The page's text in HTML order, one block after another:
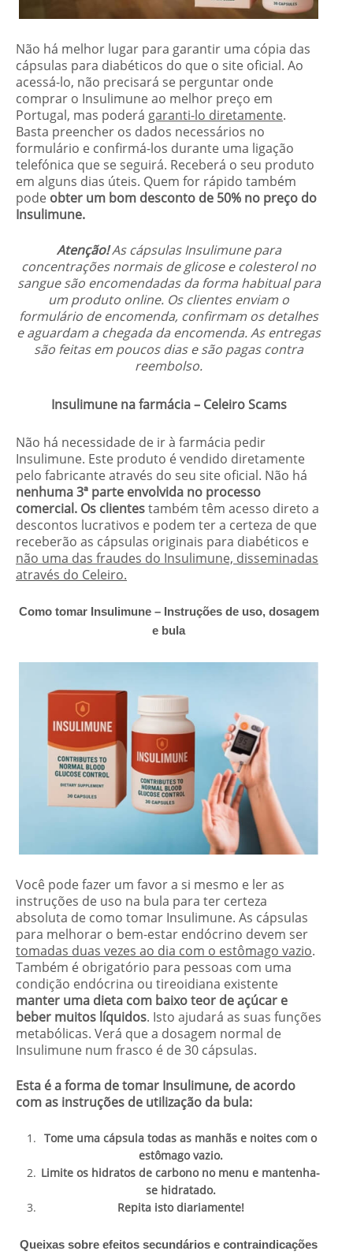
Não há melhor lugar para garantir uma cópia das
cápsulas para diabéticos do que o site oficial. Ao
acessá-lo, não precisará se perguntar onde
comprar o Insulimune ao melhor preço em
Portugal, mas poderá garanti-lo diretamente.
Basta preencher os dados necessários no
formulário e confirmá-los durante uma ligação
telefónica que se seguirá. Receberá o seu produto
em alguns dias úteis. Quem for rápido também
pode obter um bom desconto de 50% no preço do
Insulimune.
Atenção!As cápsulas Insulimune para
concentrações normais de glicose e colesterol no
sangue são encomendadas da forma habitual para
um produto online. Os clientes enviam o
formulário de encomenda, confirmam os detalhes
e aguardam a chegada da encomenda. As entregas
são feitas em poucos dias e são pagas contra
reembolso.
Insulimune na farmácia – Celeiro Scams
Não há necessidade de ir à farmácia pedir
Insulimune. Este produto é vendido diretamente
pelo fabricante através do seu site oficial. Não há
nenhuma 3ª parte envolvida no processo
comercial. Os clientestambém têm acesso direto a
descontos lucrativos e podem ter a certeza de que
receberão as cápsulas originais para diabéticos e
não uma das fraudes do Insulimune, disseminadas
através do Celeiro.
Como tomar Insulimune – Instruções de uso, dosagem
e bula
Você pode fazer um favor a si mesmo e ler as
instruções de uso na bula para ter certeza
absoluta de como tomar Insulimune. As cápsulas
para melhorar o bem-estar endócrino devem ser
tomadas duas vezes ao dia com o estômago vazio.
Também é obrigatório para pessoas com uma
condição endócrina ou tireoidiana existente
manter uma dieta com baixo teor de açúcar e
beber muitos líquidos. Isto ajudará as suas funções
metabólicas. Verá que a dosagem normal de
Insulimune num frasco é de 30 cápsulas.
Esta é a forma de tomar Insulimune, de acordo
com as instruções de utilização da bula:
Tome uma cápsula todas as manhãs e noites com o
estômago vazio.
Limite os hidratos de carbono no menu e mantenha-
se hidratado.
Repita isto diariamente!
Queixas sobre efeitos secundários e contraindicações